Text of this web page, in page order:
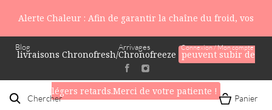
Alerte Chaleur : Afin de garantir la chaîne du froid, vos
livraisons Chronofresh/Chronofreeze peuvent subir de
légers retards.Merci de votre patiente !
Blog Connexion / Mon compte
Arrivages
Chercher Panier